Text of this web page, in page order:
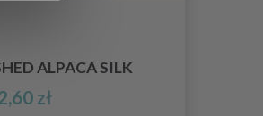
ALPACA SILK
zł